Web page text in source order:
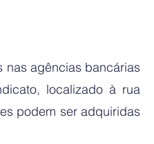
nas agências bancárias
localizado à rua
podem ser adquiridas